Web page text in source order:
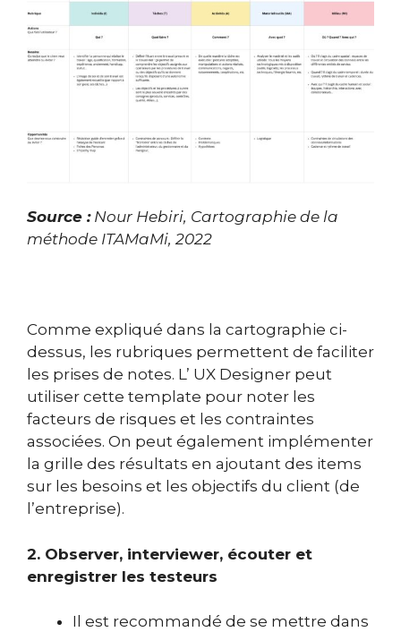
Source :Nour Hebiri, Cartographie de la
méthode ITAMaMi, 2022
Comme expliqué dans la cartographie ci-
dessus, les rubriques permettent de faciliter
les prises de notes. L’ UX Designer peut
utiliser cette template pour noter les
facteurs de risques et les contraintes
associées. On peut également implémenter
la grille des résultats en ajoutant des items
sur les besoins et les objectifs du client (de
l’entreprise).
2. Observer, interviewer, écouter et
enregistrer les testeurs
Il est recommandé de se mettre dans